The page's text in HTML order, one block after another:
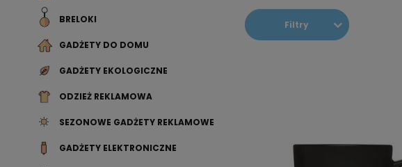
BRELOKI
GADŻETY DO DOMU
GADŻETY EKOLOGICZNE
ODZIEŻ REKLAMOWA
SEZONOWE GADŻETY REKLAMOWE
GADŻETY ELEKTRONICZNE
Filtry